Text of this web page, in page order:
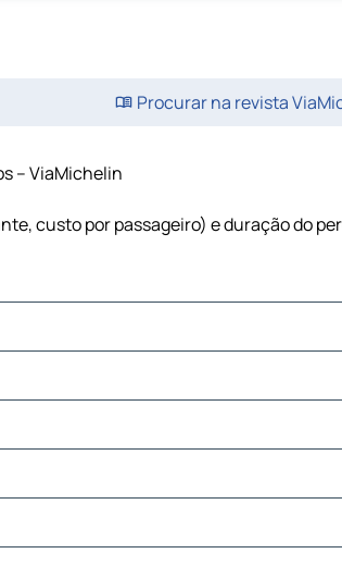
Procurar na revista
– ViaMichelin
custo por passageiro) e duração do